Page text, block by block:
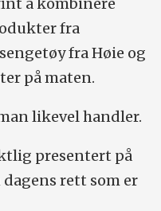
fra
fra Høie og
på maten.
likevel handler.
presentert på
rett som er